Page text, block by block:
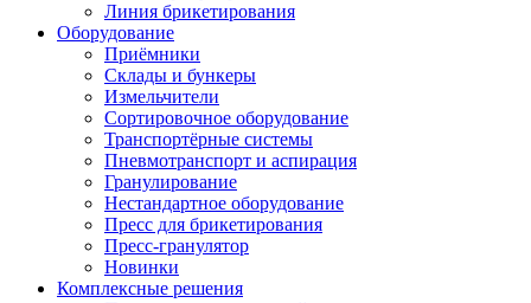
Линия брикетирования
Оборудование
Приёмники
Склады и бункеры
Измельчители
Сортировочное оборудование
Транспортёрные системы
Пневмотранспорт и аспирация
Гранулирование
Нестандартное оборудование
Пресс для брикетирования
Пресс-гранулятор
Новинки
Комплексные решения